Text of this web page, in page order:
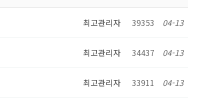
최고관리자 39353 04-13
최고관리자 34437 04-13
최고관리자 33911 04-13